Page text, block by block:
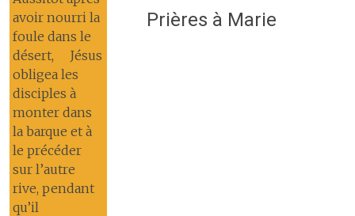
avoir nourri la
foule dans le
désert, Jésus
obligea les
disciples à
monter dans
la barque et à
le précéder
sur l’autre
rive, pendant
qu’il
Prières à Marie